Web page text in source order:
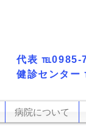
​健診センター
代表​ ℡0985-
病院について